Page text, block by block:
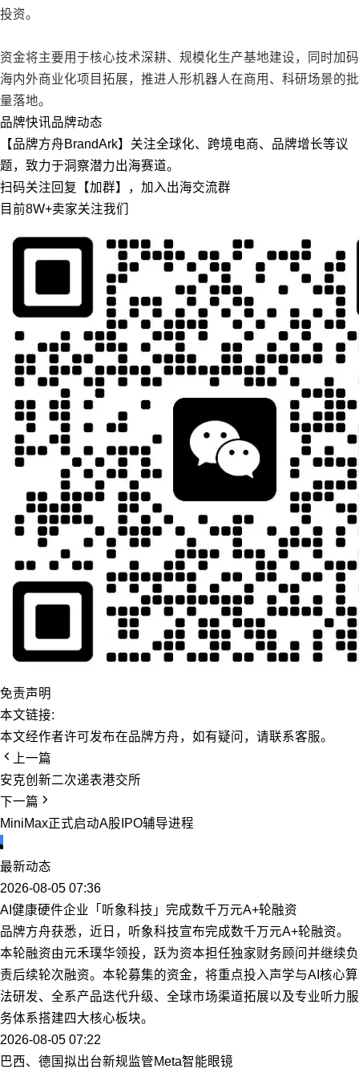
投资。
资金将主要用于核心技术深耕、规模化生产基地建设，同时加码
海内外商业化项目拓展，推进人形机器人在商用、科研场景的批
量落地。
品牌快讯品牌动态
【品牌方舟BrandArk】关注全球化、跨境电商、品牌增长等议
题，致力于洞察潜力出海赛道。
扫码关注回复【加群】，加入出海交流群
目前8W+卖家关注我们
免责声明
本文链接:
本文经作者许可发布在品牌方舟，如有疑问，请联系客服。
上一篇
安克创新二次递表港交所
下一篇
MiniMax正式启动A股IPO辅导进程
最新动态
2026-08-05 07:36
AI健康硬件企业「听象科技」完成数千万元A+轮融资
品牌方舟获悉，近日，听象科技宣布完成数千万元A+轮融资。
本轮融资由元禾璞华领投，跃为资本担任独家财务顾问并继续负
责后续轮次融资。本轮募集的资金，将重点投入声学与AI核心算
法研发、全系产品迭代升级、全球市场渠道拓展以及专业听力服
务体系搭建四大核心板块。
2026-08-05 07:22
巴西、德国拟出台新规监管Meta智能眼镜